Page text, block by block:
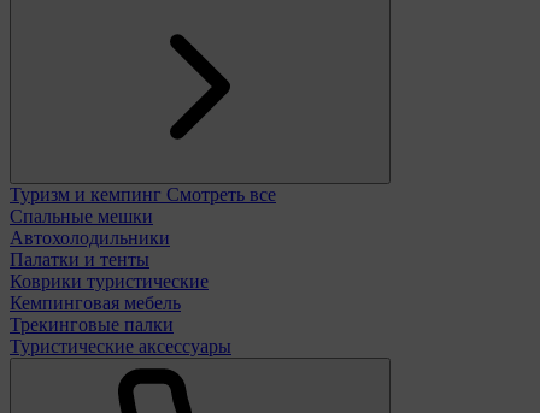
Туризм и кемпинг Смотреть все
Спальные мешки
Автохолодильники
Палатки и тенты
Коврики туристические
Кемпинговая мебель
Трекинговые палки
Туристические аксессуары